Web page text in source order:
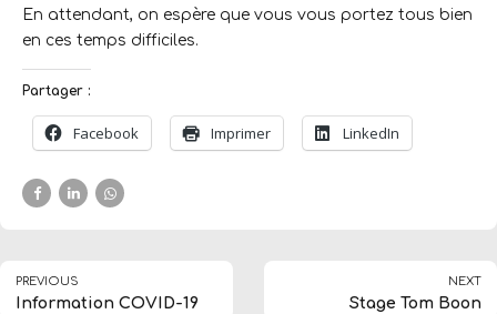
En attendant, on espère que vous vous portez tous bien
en ces temps difficiles.
Partager :
Facebook Imprimer LinkedIn
PREVIOUS
Information COVID-19
NEXT
Stage Tom Boon